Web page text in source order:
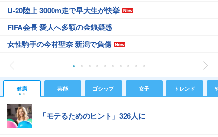
U-20陸上 3000m走で早大生が快挙
FIFA会長 愛人へ多額の金銭疑惑
女性騎手の今村聖奈 新潟で負傷
健康 芸能 ゴシップ 女子 トレンド
「モテるためのヒント」326人に